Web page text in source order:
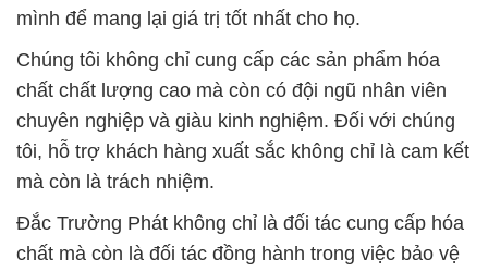
mình để mang lại giá trị tốt nhất cho họ.
Chúng tôi không chỉ cung cấp các sản phẩm hóa
chất chất lượng cao mà còn có đội ngũ nhân viên
chuyên nghiệp và giàu kinh nghiệm. Đối với chúng
tôi, hỗ trợ khách hàng xuất sắc không chỉ là cam kết
mà còn là trách nhiệm.
Đắc Trường Phát không chỉ là đối tác cung cấp hóa
chất mà còn là đối tác đồng hành trong việc bảo vệ